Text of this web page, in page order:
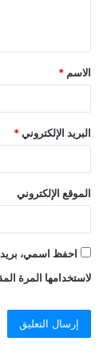
ق
*
الاسم *
البريد الإلكتروني *
الموقع الإلكتروني
احفظ اسمي،
لاستخدامها المرة